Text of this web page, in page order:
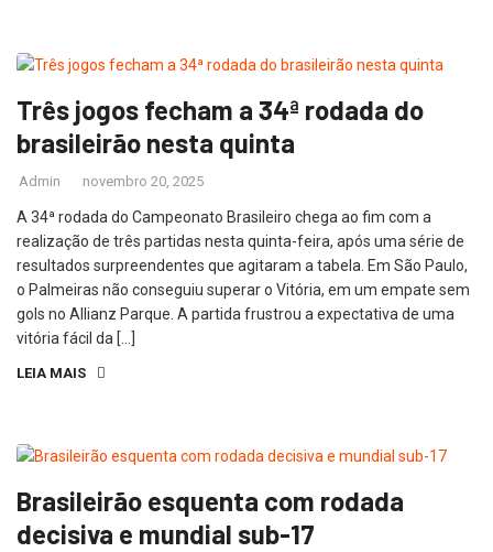
Três jogos fecham a 34ª rodada do
brasileirão nesta quinta
Admin novembro 20, 2025
A 34ª rodada do Campeonato Brasileiro chega ao fim com a
realização de três partidas nesta quinta-feira, após uma série de
resultados surpreendentes que agitaram a tabela. Em São Paulo,
o Palmeiras não conseguiu superar o Vitória, em um empate sem
gols no Allianz Parque. A partida frustrou a expectativa de uma
vitória fácil da […]
LEIA MAIS
Brasileirão esquenta com rodada
decisiva e mundial sub-17